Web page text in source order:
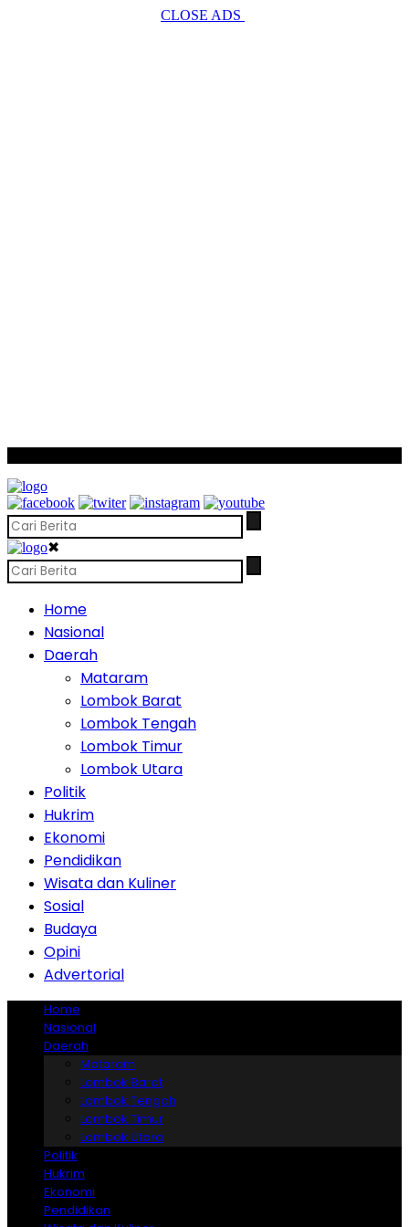
CLOSE ADS
✖
Home
Nasional
Daerah
Mataram
Lombok Barat
Lombok Tengah
Lombok Timur
Lombok Utara
Politik
Hukrim
Ekonomi
Pendidikan
Wisata dan Kuliner
Sosial
Budaya
Opini
Advertorial
Home
Nasional
Daerah
Mataram
Lombok Barat
Lombok Tengah
Lombok Timur
Lombok Utara
Politik
Hukrim
Ekonomi
Pendidikan